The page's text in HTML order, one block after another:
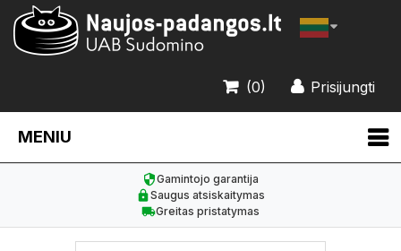
Prisijungti
(0)
MENIU
Gamintojo garantija
Saugus atsiskaitymas
Greitas pristatymas